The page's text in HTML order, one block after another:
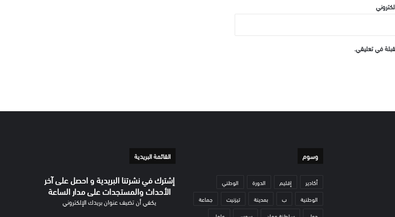
في تعليقي.
وسوم
أكادير إقليم الدورة
الوطني
الوطنية
ب بمدينة تيزنيت
جماعة
القائمة البريدية
إشترك في نشرتنا البريدية و احصل على آخر
الأحداث والمستجدات على مدار الساعة
يكفي أن تضيف عنوان بريدك الإلكتروني